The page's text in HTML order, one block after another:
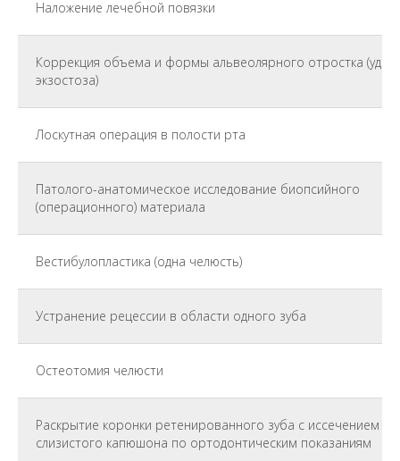
Наложение лечебной повязки
Коррекция объема и формы альвеолярного отростка
экзостоза)
Лоскутная операция в полости рта
Патолого-анатомическое исследование биопсийного
(операционного) материала
Вестибулопластика (одна челюсть)
Устранение рецессии в области одного зуба
Остеотомия челюсти
Раскрытие коронки ретенированного зуба с иссечением
слизистого капюшона по ортодонтическим показаниям